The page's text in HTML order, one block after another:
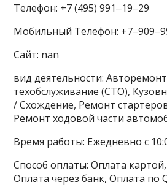
Телефон: +7 (495) 991‒19‒29
Мобильный Телефон:
Сайт: nan
вид деятельности:
техобслуживание (СТО),
/ Схождение, Ремонт
Ремонт ходовой части
Время работы: Ежедневно с
Способ оплаты: Оплата
Оплата через банк, Оплата по